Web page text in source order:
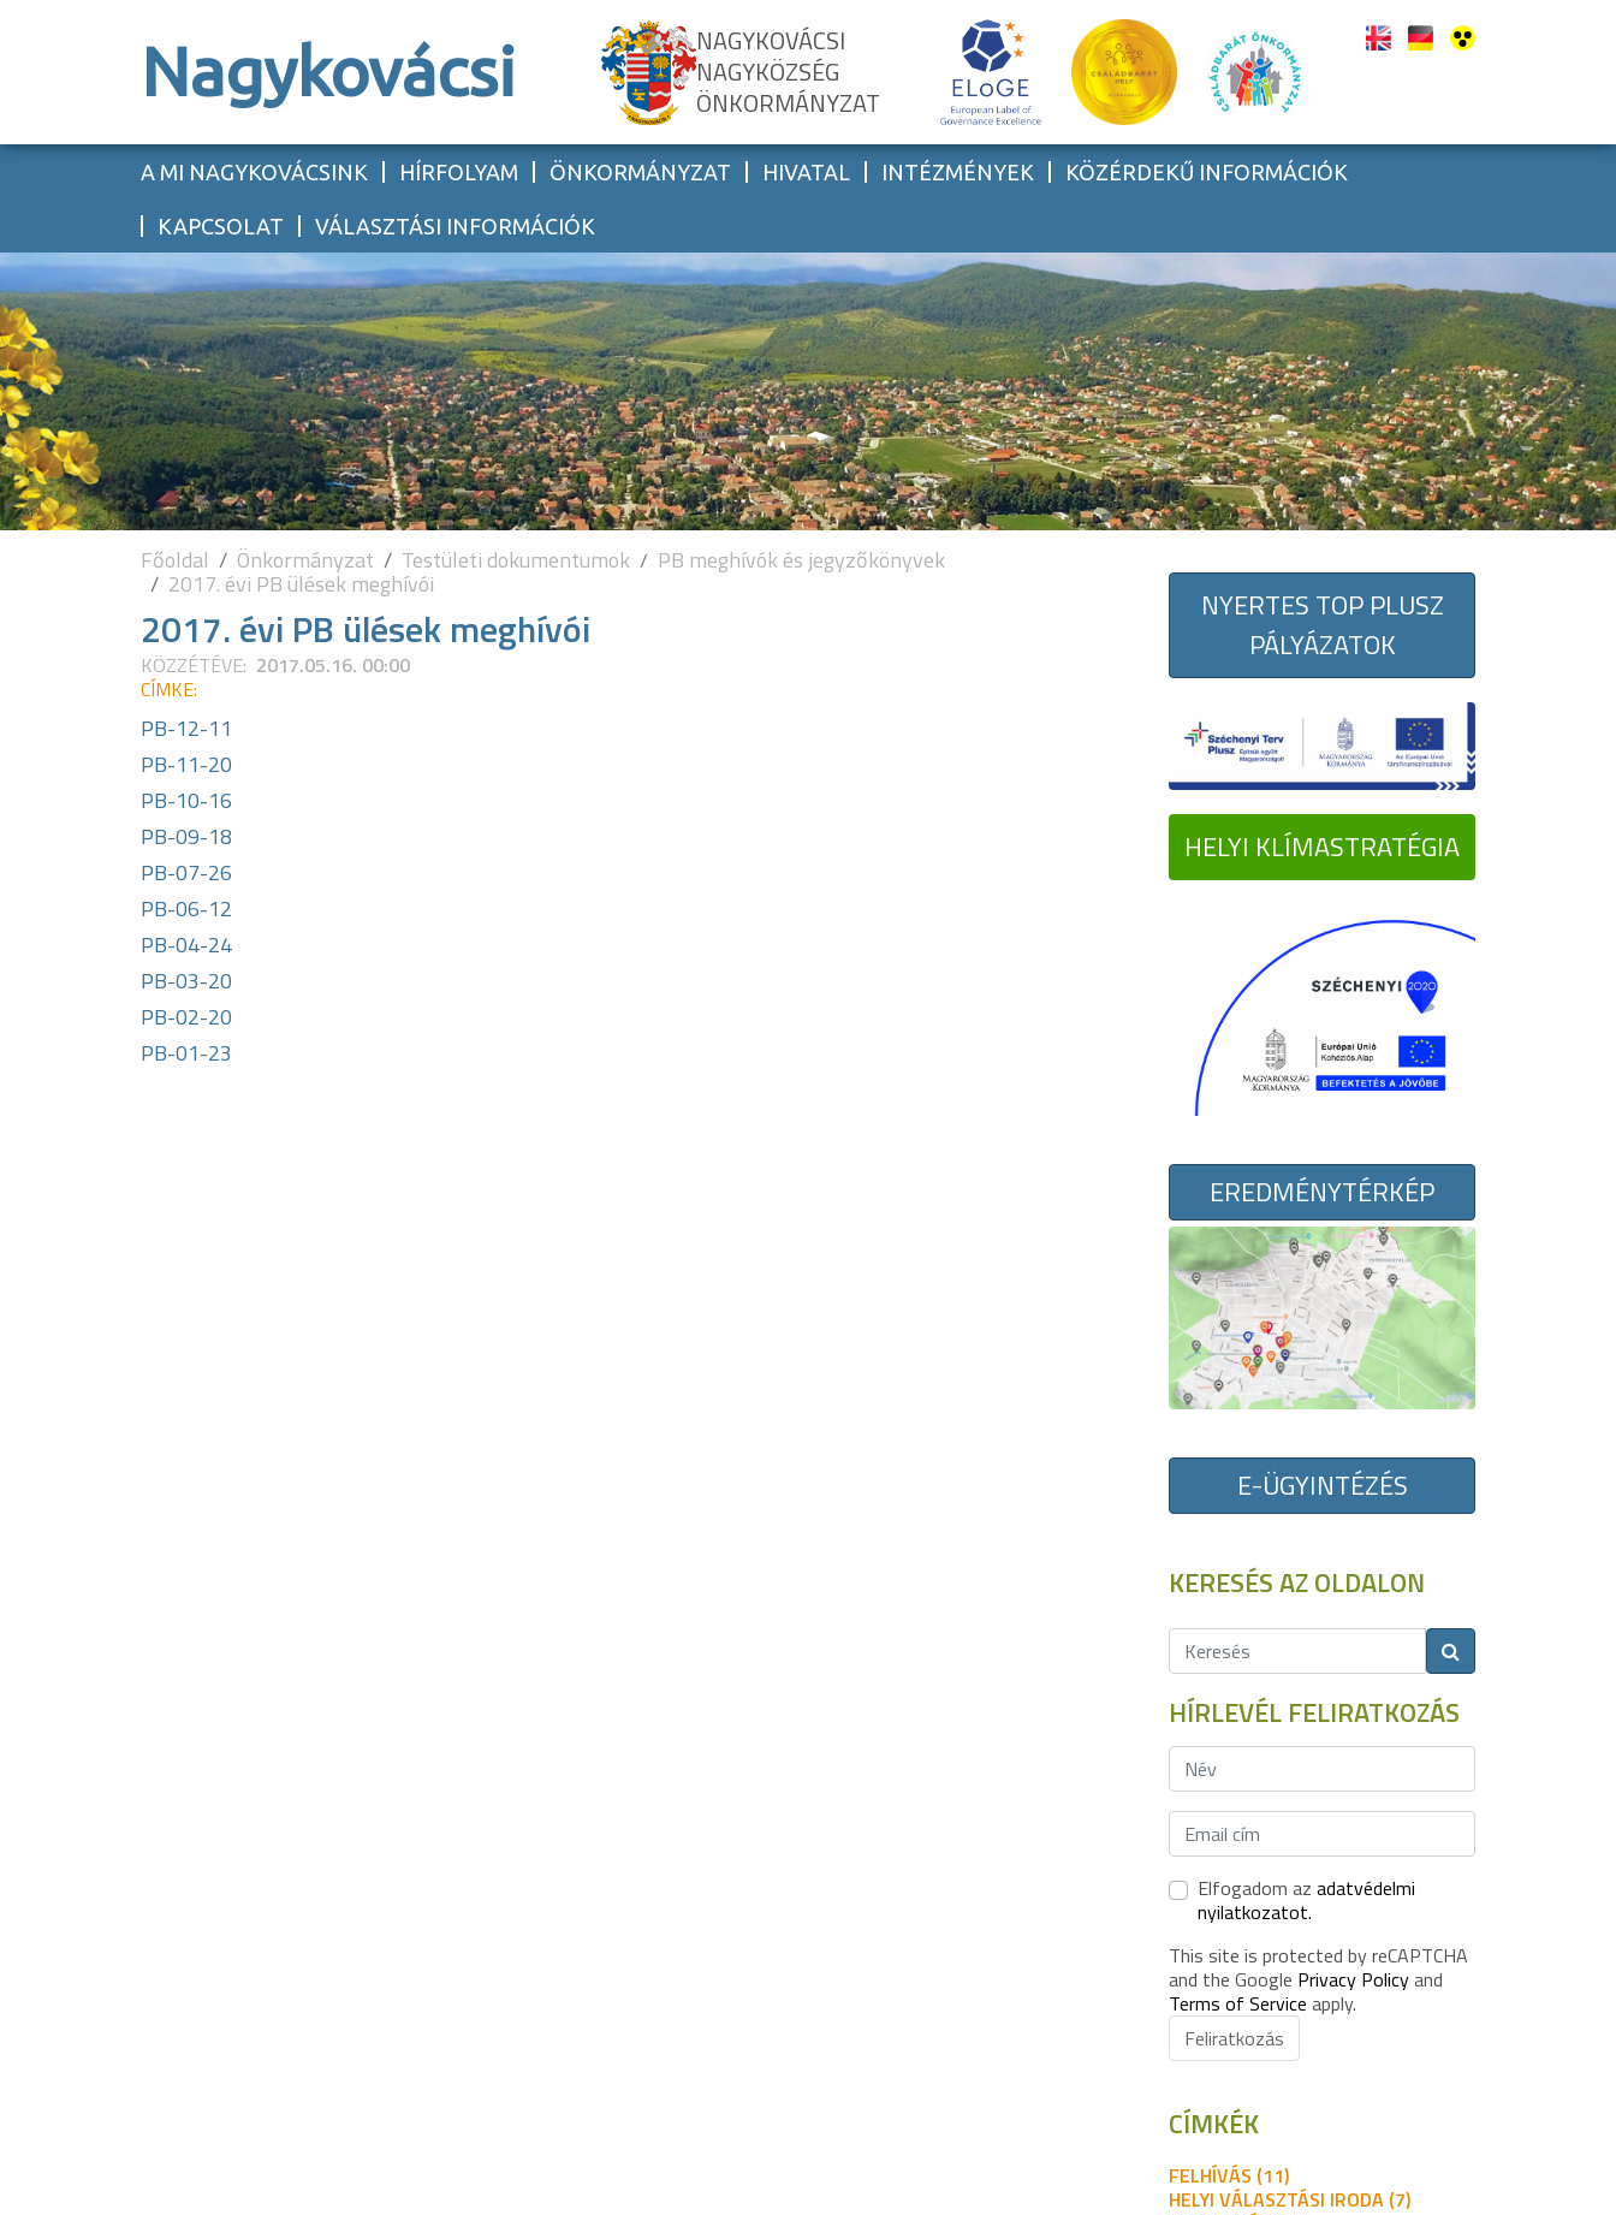
Nagykovácsi
NAGYKOVÁCSI
NAGYKÖZSÉG
ÖNKORMÁNYZAT
A MI NAGYKOVÁCSINK HÍRFOLYAM ÖNKORMÁNYZAT HIVATAL INTÉZMÉNYEK KÖZÉRDEKŰ INFORMÁCIÓK
KAPCSOLAT VÁLASZTÁSI INFORMÁCIÓK
Főoldal Önkormányzat Testületi dokumentumok PB meghívók és jegyzőkönyvek
2017. évi PB ülések meghívói
2017. évi PB ülések meghívói
KÖZZÉTÉVE: 2017.05.16. 00:00
CÍMKE:
PB-12-11
PB-11-20
PB-10-16
PB-09-18
PB-07-26
PB-06-12
PB-04-24
PB-03-20
PB-02-20
PB-01-23
NYERTES TOP PLUSZ
PÁLYÁZATOK
HELYI KLÍMASTRATÉGIA
EREDMÉNYTÉRKÉP
E-ÜGYINTÉZÉS
KERESÉS AZ OLDALON
HÍRLEVÉL FELIRATKOZÁS
Elfogadom az adatvédelmi
nyilatkozatot.
This site is protected by reCAPTCHA
and the Google Privacy Policyand
Terms of Service apply.
Feliratkozás
CÍMKÉK
FELHÍVÁS (11)
HELYI VÁLASZTÁSI IRODA (7)